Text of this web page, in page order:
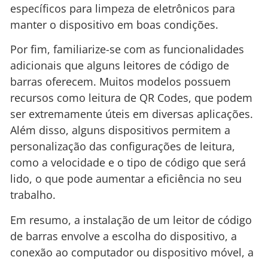
específicos para limpeza de eletrônicos para
manter o dispositivo em boas condições.
Por fim, familiarize-se com as funcionalidades
adicionais que alguns leitores de código de
barras oferecem. Muitos modelos possuem
recursos como leitura de QR Codes, que podem
ser extremamente úteis em diversas aplicações.
Além disso, alguns dispositivos permitem a
personalização das configurações de leitura,
como a velocidade e o tipo de código que será
lido, o que pode aumentar a eficiência no seu
trabalho.
Em resumo, a instalação de um leitor de código
de barras envolve a escolha do dispositivo, a
conexão ao computador ou dispositivo móvel, a